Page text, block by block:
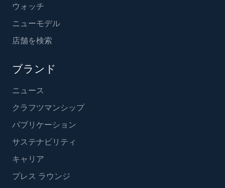
ウォッチ
ニューモデル
店舗を検索
ブランド
ニュース
クラフツマンシップ
パブリケーション
サステナビリティ
キャリア
プレス ラウンジ